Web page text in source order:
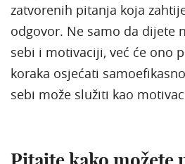
zatvorenih pitanja koja
odgovor. Ne samo da dijete
sebi i motivaciji, već će ono
koraka osjećati
sebi može služiti kao